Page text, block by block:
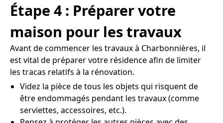
Étape 4 : Préparer votre
maison pour les travaux
Avant de commencer les travaux à Charbonnières, il
est vital de préparer votre résidence afin de limiter
les tracas relatifs à la rénovation.
Videz la pièce de tous les objets qui risquent de
être endommagés pendant les travaux (comme
serviettes, accessoires, etc.).